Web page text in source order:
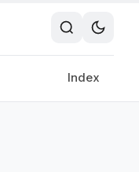
Index